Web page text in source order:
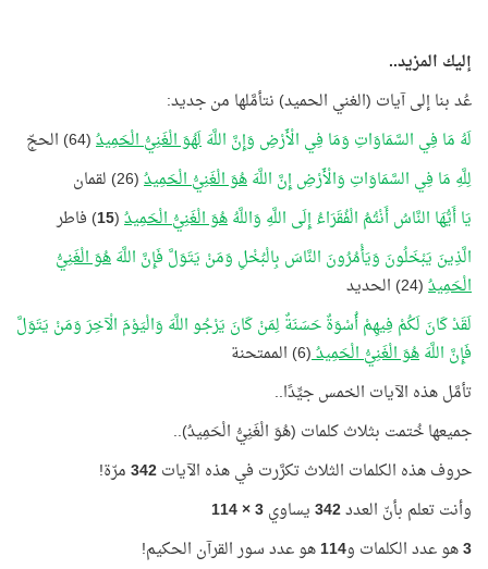
إليك المزيد..
عُد بنا إلى آيات (الغني الحميد) نتأمَّلها من جديد:
لَهُ مَا فِي السَّمَاوَاتِ وَمَا فِي الْأَرْضِ وَإِنَّ اللَّهَلَهُوَ الْغَنِيُّ الْحَمِيدُ(64) الحجّ
لِلَّهِ مَا فِي السَّمَاوَاتِ وَالْأَرْضِ إِنَّ اللَّهَهُوَ الْغَنِيُّ الْحَمِيدُ(26) لقمان
يَا أَيُّهَا النَّاسُ أَنْتُمُ الْفُقَرَاءُ إِلَى اللَّهِ وَاللَّهُهُوَ الْغَنِيُّ الْحَمِيدُ(
15) فاطر
الَّذِينَ يَبْخَلُونَ وَيَأْمُرُونَ النَّاسَ بِالْبُخْلِ وَمَنْ يَتَوَلَّ فَإِنَّ اللَّهَهُوَ الْغَنِيُّ
الْحَمِيدُ(24) الحديد
لَقَدْ كَانَ لَكُمْ فِيهِمْ أُسْوَةٌ حَسَنَةٌ لِمَنْ كَانَ يَرْجُو اللَّهَ وَالْيَوْمَ الْآخِرَ وَمَنْ يَتَوَلَّ
فَإِنَّ اللَّهَهُوَ الْغَنِيُّ الْحَمِيدُ(6) الممتحنة
تأمَّل هذه الآيات الخمس جيِّدًا..
جميعها خُتمت بثلاث كلمات (هُوَ الْغَنِيُّ الْحَمِيدُ)..
حروف هذه الكلمات الثلاث تكرَّرت في هذه الآيات342مرّة!
وأنت تعلم بأنّ العدد342يساوي3 × 114
3هو عدد الكلمات و114هو عدد سور القرآن الحكيم!